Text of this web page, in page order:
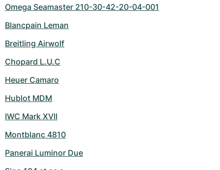
Omega Seamaster 210-30-42-20-04-001
Blancpain Leman
Breitling Airwolf
Chopard L.U.C
Heuer Camaro
Hublot MDM
IWC Mark XVII
Montblanc 4810
Panerai Luminor Due